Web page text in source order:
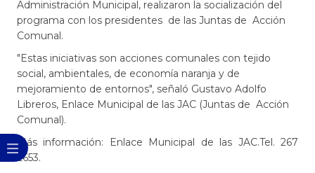
Administración Municipal, realizaron la socialización del
programa con los presidentes de las Juntas de Acción
Comunal.
"Estas iniciativas son acciones comunales con tejido
social, ambientales, de economía naranja y de
mejoramiento de entornos", señaló Gustavo Adolfo
Libreros, Enlace Municipal de las JAC (Juntas de Acción
Comunal).
Más información: Enlace Municipal de las JAC.Tel. 267
2653.